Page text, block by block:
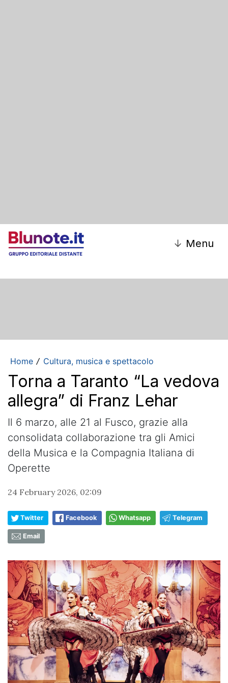
↓ Menu
Home / Cultura, musica e spettacolo
Torna a Taranto “La vedova
allegra” di Franz Lehar
Il 6 marzo, alle 21 al Fusco, grazie alla
consolidata collaborazione tra gli Amici
della Musica e la Compagnia Italiana di
Operette
24 February 2026, 02:09
Twitter Facebook Whatsapp Telegram
Email